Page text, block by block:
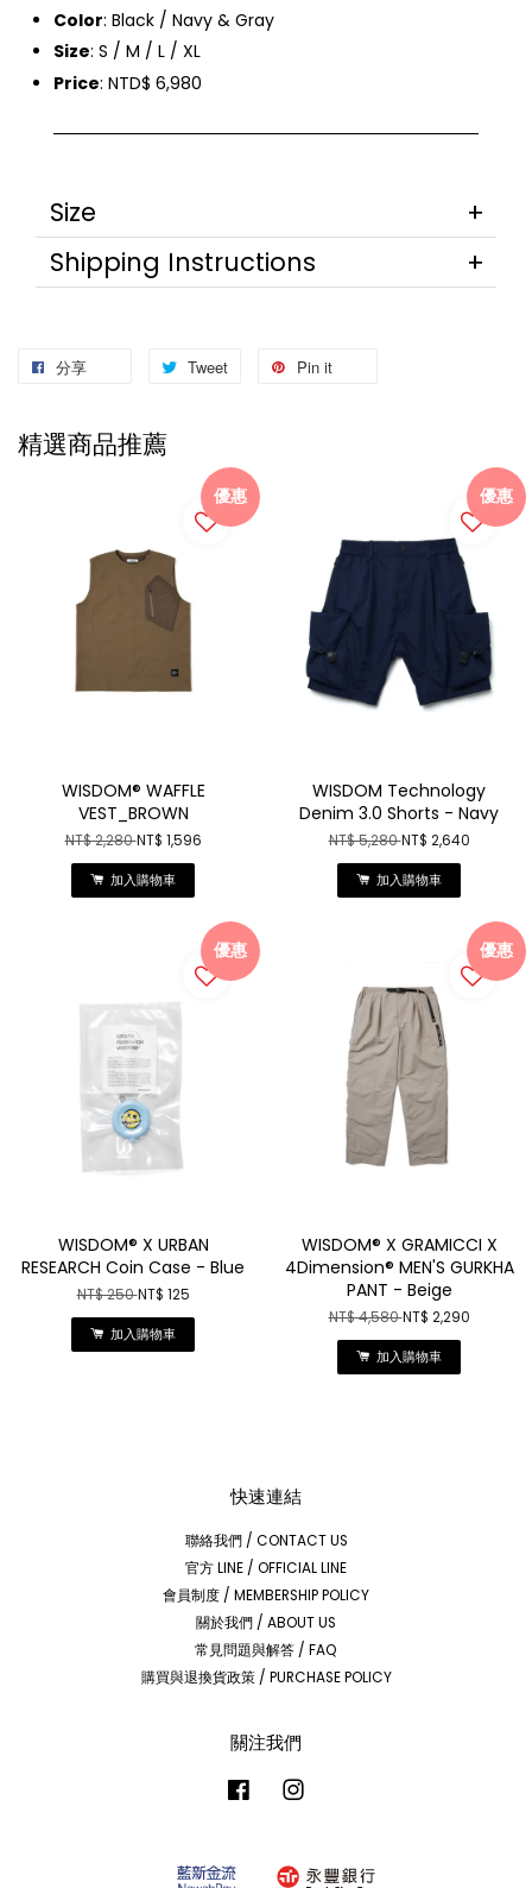
Color: Black / Navy & Gray
Size: S / M / L / XL
Price: NTD$ 6,980
Size
Shipping Instructions
分享 Tweet Pin it
精選商品推薦
優惠
WISDOM® WAFFLE
VEST_BROWN
NT$ 2,280NT$ 1,596
加入購物車
優惠
WISDOM Technology
Denim 3.0 Shorts - Navy
NT$ 5,280NT$ 2,640
加入購物車
優惠
WISDOM® X URBAN
RESEARCH Coin Case - Blue
NT$ 250NT$ 125
加入購物車
優惠
WISDOM® X GRAMICCI X
4Dimension® MEN'S GURKHA
PANT - Beige
NT$ 4,580NT$ 2,290
加入購物車
快速連結
聯絡我們 / CONTACT US
官方 LINE / OFFICIAL LINE
會員制度 / MEMBERSHIP POLICY
關於我們 / ABOUT US
常見問題與解答 / FAQ
購買與退換貨政策 / PURCHASE POLICY
關注我們
Facebook